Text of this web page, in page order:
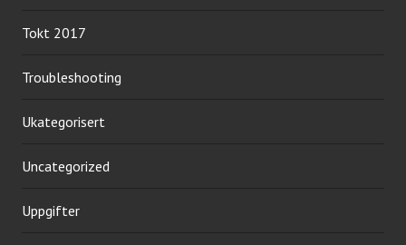
Tokt 2017
Troubleshooting
Ukategorisert
Uncategorized
Uppgifter